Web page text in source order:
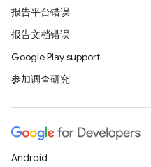
报告平台错误
报告文档错误
Google Play support
参加调查研究
Android